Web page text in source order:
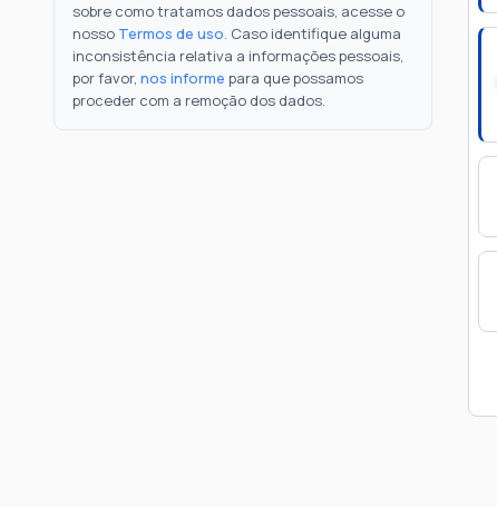
sobre como tratamos dados pessoais, acesse o
nosso Termos de uso. Caso identifique alguma
inconsistência relativa a informações pessoais,
por favor, nos informe para que possamos
proceder com a remoção dos dados.